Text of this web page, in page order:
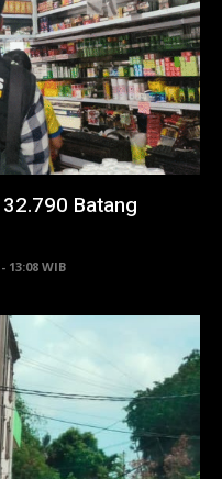
Batang
13:08 WIB